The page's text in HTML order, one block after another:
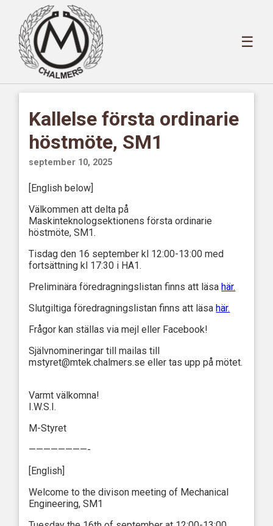
☰
Kallelse första ordinarie
höstmöte, SM1
september 10, 2025
[English below]
Välkommen att delta på
Maskinteknologsektionens första ordinarie
höstmöte, SM1.
Tisdag den 16 september kl 12:00-13:00 med
fortsättning kl 17:30 i HA1.
Preliminära föredragningslistan finns att läsahär.
Slutgiltiga föredragningslistan finns att läsahär.
Frågor kan ställas via mejl eller Facebook!
Självnomineringar till mailas till
mstyret@mtek.chalmers.se eller tas upp på mötet.
Varmt välkomna!
I.W.S.I.
M-Styret
————————-
[English]
Welcome to the divison meeting of Mechanical
Engineering, SM1